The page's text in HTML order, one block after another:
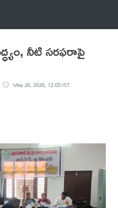
నీటి సరఫరాపై
May 26, 2026, 12:05 IST